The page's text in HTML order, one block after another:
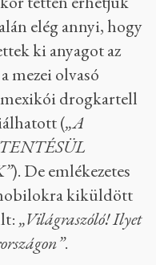
elég annyi, hogy
ki anyagot az
mezei olvasó
drogkartell
(„A
). De emlékezetes
kiküldött
„Világraszóló! Ilyet
.